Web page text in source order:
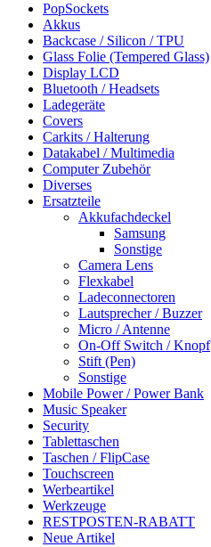
PopSockets
Akkus
Backcase / Silicon / TPU
Glass Folie (Tempered Glass)
Display LCD
Bluetooth / Headsets
Ladegeräte
Covers
Carkits / Halterung
Datakabel / Multimedia
Computer Zubehör
Diverses
Ersatzteile
Akkufachdeckel
Samsung
Sonstige
Camera Lens
Flexkabel
Ladeconnectoren
Lautsprecher / Buzzer
Micro / Antenne
On-Off Switch / Knopf
Stift (Pen)
Sonstige
Mobile Power / Power Bank
Music Speaker
Security
Tablettaschen
Taschen / FlipCase
Touchscreen
Werbeartikel
Werkzeuge
RESTPOSTEN-RABATT
Neue Artikel